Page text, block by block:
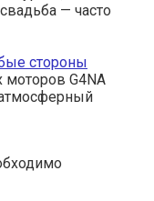
— часто
стороны
моторов G4NA